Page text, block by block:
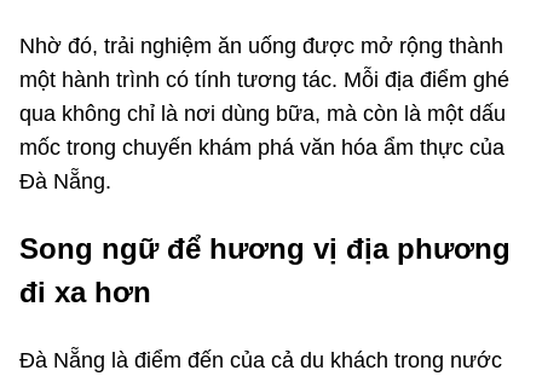
Nhờ đó, trải nghiệm ăn uống được mở rộng thành
một hành trình có tính tương tác. Mỗi địa điểm ghé
qua không chỉ là nơi dùng bữa, mà còn là một dấu
mốc trong chuyến khám phá văn hóa ẩm thực của
Đà Nẵng.
Song ngữ để hương vị địa phương
đi xa hơn
Đà Nẵng là điểm đến của cả du khách trong nước